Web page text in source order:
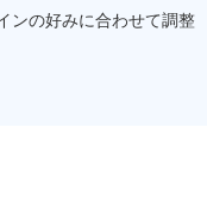
ンの好みに合わせて調整